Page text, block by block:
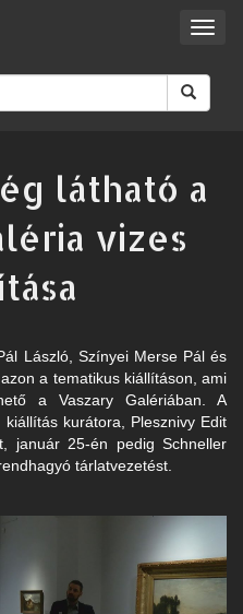
látható a
vizes
László, Színyei Merse Pál és
a tematikus kiállításon, ami
a Vaszary Galériában. A
kurátora, Plesznivy Edit
január 25-én pedig Schneller
tárlatvezetést.